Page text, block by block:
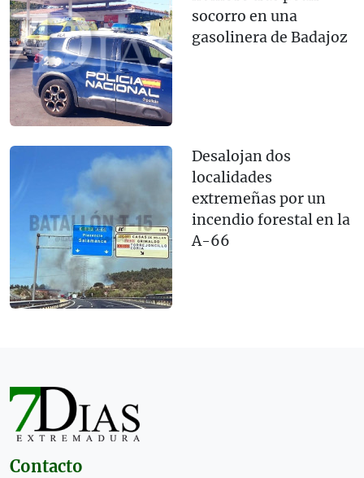
socorro en una
gasolinera de Badajoz
Desalojan dos
localidades
extremeñas por un
incendio forestal en la
A-66
Contacto